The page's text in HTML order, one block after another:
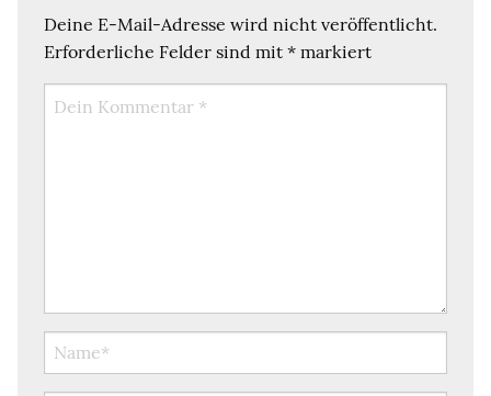
Deine E-Mail-Adresse wird nicht veröffentlicht.
Erforderliche Felder sind mit * markiert